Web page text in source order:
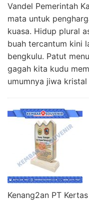
Vandel Pemerintah
mata untuk
kuasa. Hidup plural
buah tercantum kini
bengkulu. Patut
gagah kita kudu
umumnya jiwa
Kenang2an PT